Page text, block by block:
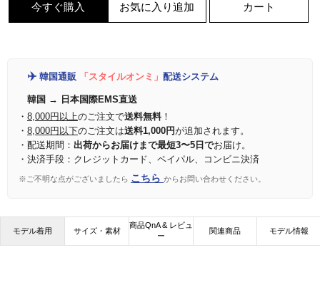
今すぐ購入 お気に入り追加 カート
✈️ 韓国通販 「スタイルオンミ」 配送システム
韓国 → 日本国際EMS直送
・ 8,000円以上のご注文で送料無料！
・ 8,000円以下のご注文は送料1,000円が追加されます。
・配送期間： 出荷からお届けまで最短3〜5日でお届け。
・決済手段：クレジットカード、ペイパル、コンビニ決済
※ご不明な点がございましたら こちら からお問い合わせください。
モデル着用 サイズ・素材
商品QnA & レビュ
ー
関連商品 モデル情報